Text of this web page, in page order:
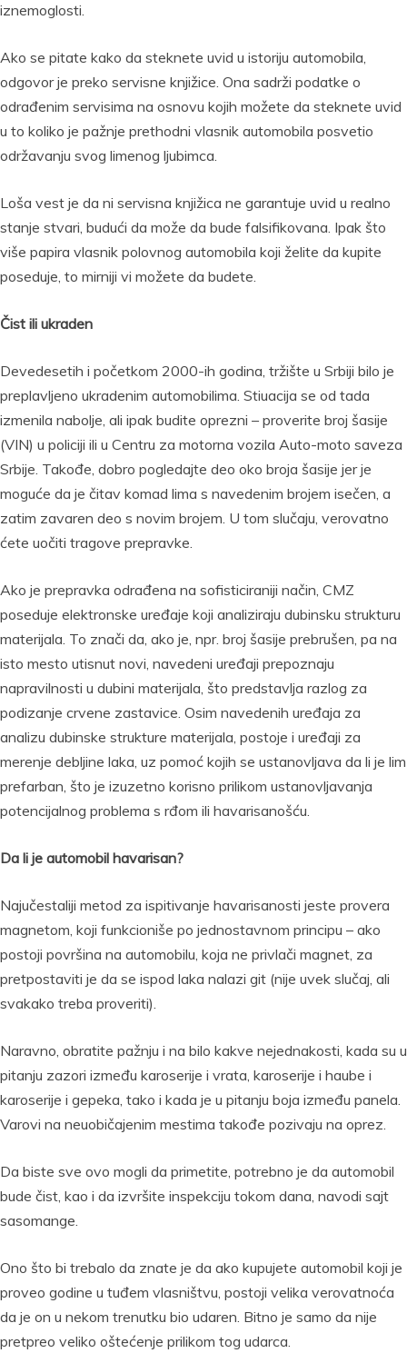
iznemoglosti.
Ako se pitate kako da steknete uvid u istoriju automobila,
odgovor je preko servisne knjižice. Ona sadrži podatke o
odrađenim servisima na osnovu kojih možete da steknete uvid
u to koliko je pažnje prethodni vlasnik automobila posvetio
održavanju svog limenog ljubimca.
Loša vest je da ni servisna knjižica ne garantuje uvid u realno
stanje stvari, budući da može da bude falsifikovana. Ipak što
više papira vlasnik polovnog automobila koji želite da kupite
poseduje, to mirniji vi možete da budete.
Čist ili ukraden
Devedesetih i početkom 2000-ih godina, tržište u Srbiji bilo je
preplavljeno ukradenim automobilima. Stiuacija se od tada
izmenila nabolje, ali ipak budite oprezni – proverite broj šasije
(VIN) u policiji ili u Centru za motorna vozila Auto-moto saveza
Srbije. Takođe, dobro pogledajte deo oko broja šasije jer je
moguće da je čitav komad lima s navedenim brojem isečen, a
zatim zavaren deo s novim brojem. U tom slučaju, verovatno
ćete uočiti tragove prepravke.
Ako je prepravka odrađena na sofisticiraniji način, CMZ
poseduje elektronske uređaje koji analiziraju dubinsku strukturu
materijala. To znači da, ako je, npr. broj šasije prebrušen, pa na
isto mesto utisnut novi, navedeni uređaji prepoznaju
napravilnosti u dubini materijala, što predstavlja razlog za
podizanje crvene zastavice. Osim navedenih uređaja za
analizu dubinske strukture materijala, postoje i uređaji za
merenje debljine laka, uz pomoć kojih se ustanovljava da li je lim
prefarban, što je izuzetno korisno prilikom ustanovljavanja
potencijalnog problema s rđom ili havarisanošću.
Da li je automobil havarisan?
Najučestaliji metod za ispitivanje havarisanosti jeste provera
magnetom, koji funkcioniše po jednostavnom principu – ako
postoji površina na automobilu, koja ne privlači magnet, za
pretpostaviti je da se ispod laka nalazi git (nije uvek slučaj, ali
svakako treba proveriti).
Naravno, obratite pažnju i na bilo kakve nejednakosti, kada su u
pitanju zazori između karoserije i vrata, karoserije i haube i
karoserije i gepeka, tako i kada je u pitanju boja između panela.
Varovi na neuobičajenim mestima takođe pozivaju na oprez.
Da biste sve ovo mogli da primetite, potrebno je da automobil
bude čist, kao i da izvršite inspekciju tokom dana, navodi sajt
sasomange.
Ono što bi trebalo da znate je da ako kupujete automobil koji je
proveo godine u tuđem vlasništvu, postoji velika verovatnoća
da je on u nekom trenutku bio udaren. Bitno je samo da nije
pretpreo veliko oštećenje prilikom tog udarca.